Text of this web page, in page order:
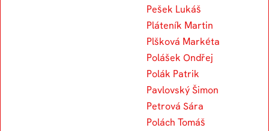
Pešek Lukáš
Pláteník Martin
Plšková Markéta
Polášek Ondřej
Polák Patrik
Pavlovský Šimon
Petrová Sára
Polách Tomáš